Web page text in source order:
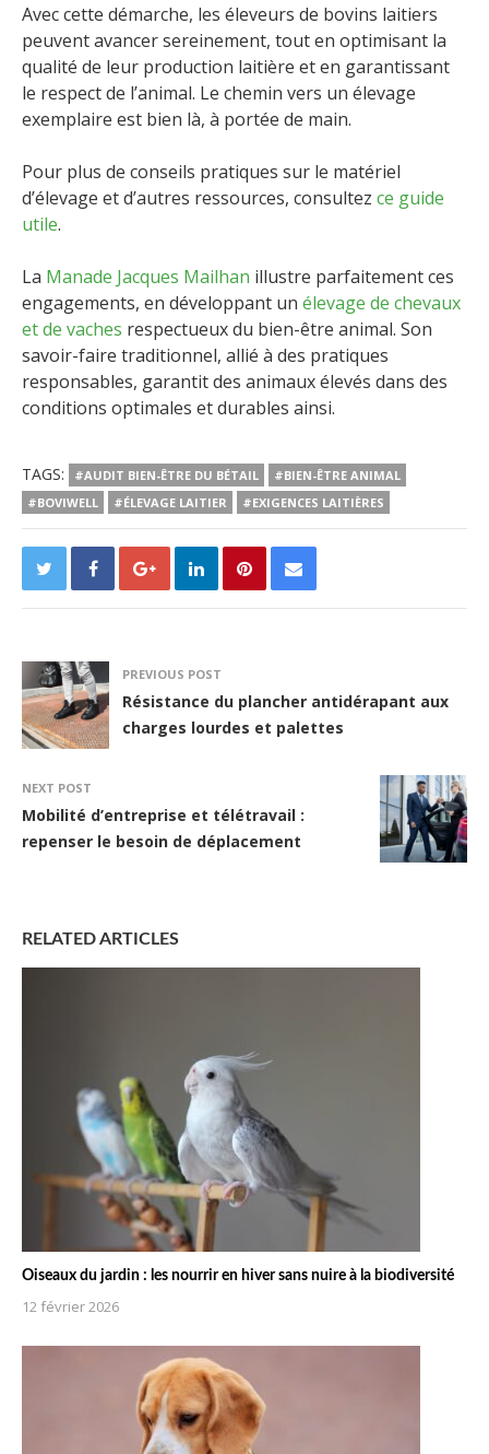
Avec cette démarche, les éleveurs de bovins laitiers
peuvent avancer sereinement, tout en optimisant la
qualité de leur production laitière et en garantissant
le respect de l’animal. Le chemin vers un élevage
exemplaire est bien là, à portée de main.
Pour plus de conseils pratiques sur le matériel
d’élevage et d’autres ressources, consultez ce guide
utile.
La Manade Jacques Mailhan illustre parfaitement ces
engagements, en développant un élevage de chevaux
et de vaches respectueux du bien-être animal. Son
savoir-faire traditionnel, allié à des pratiques
responsables, garantit des animaux élevés dans des
conditions optimales et durables ainsi.
TAGS: #AUDIT BIEN-ÊTRE DU BÉTAIL
#BIEN-ÊTRE ANIMAL
#BOVIWELL
#ÉLEVAGE LAITIER #EXIGENCES LAITIÈRES
PREVIOUS POST
Résistance du plancher antidérapant aux
charges lourdes et palettes
NEXT POST
Mobilité d’entreprise et télétravail :
repenser le besoin de déplacement
RELATED ARTICLES
Oiseaux du jardin : les nourrir en hiver sans nuire à la biodiversité
12 février 2026